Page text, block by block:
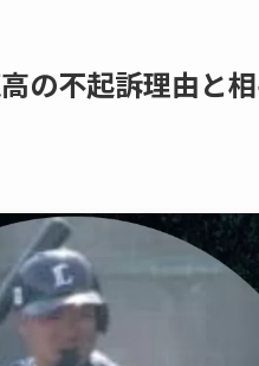
の不起訴理由と